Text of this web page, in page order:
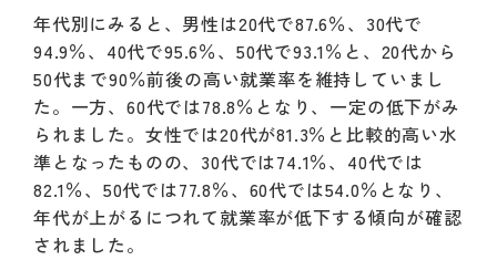
年代別にみると、男性は20代で87.6％、30代で
94.9％、40代で95.6％、50代で93.1％と、20代から
50代まで90％前後の高い就業率を維持していまし
た。一方、60代では78.8％となり、一定の低下がみ
られました。女性では20代が81.3％と比較的高い水
準となったものの、30代では74.1％、40代では
82.1％、50代では77.8％、60代では54.0％となり、
年代が上がるにつれて就業率が低下する傾向が確認
されました。